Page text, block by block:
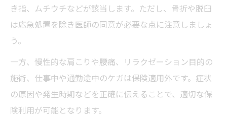
き指、ムチウチなどが該当します。ただし、骨折や脱臼
は応急処置を除き医師の同意が必要な点に注意しましょ
う。
一方、慢性的な肩こりや腰痛、リラクゼーション目的の
施術、仕事中や通勤途中のケガは保険適用外です。症状
の原因や発生時期などを正確に伝えることで、適切な保
険利用が可能となります。